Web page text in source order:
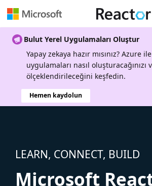
Bulut Yerel Uygulamaları Oluştur
Yapay zekaya hazır mısınız? Azure
uygulamaları nasıl oluşturacağınızı
ölçeklendirileceğini keşfedin.
Hemen kaydolun
LEARN, CONNECT, BUILD
Microsoft